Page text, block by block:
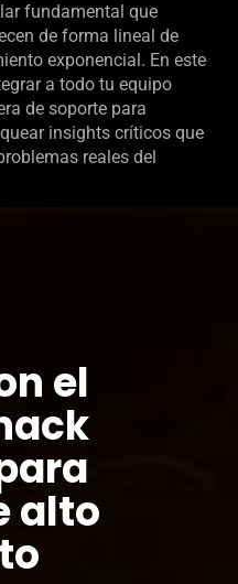
fundamental que
de forma lineal de
exponencial. En este
a todo tu equipo
de soporte para
insights críticos que
reales del
el
alto